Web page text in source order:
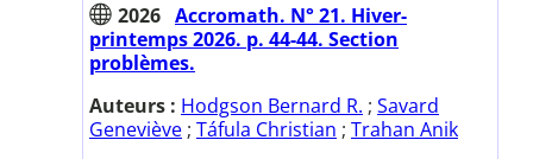
2026 Accromath. N° 21. Hiver-
printemps 2026. p. 44-44. Section
problèmes.
Auteurs : Hodgson Bernard R. ; Savard
Geneviève ; Táfula Christian ; Trahan Anik